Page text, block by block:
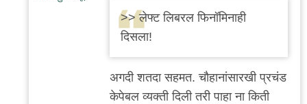
reply
to
प्रसन्ना१६११
>> लेफ्ट लिबरल फिनॉमिनाही
दिसला!
अगदी शतदा सहमत. चौहानांसारखी प्रचंड
केपेबल व्यक्ती दिली तरी पाहा ना किती